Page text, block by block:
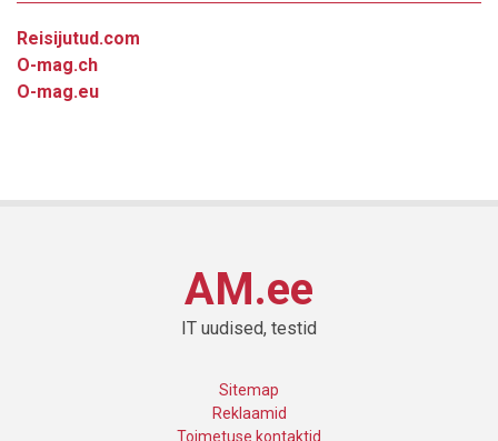
Reisijutud.com
O-mag.ch
O-mag.eu
AM.ee
IT uudised, testid
Sitemap
Reklaamid
Toimetuse kontaktid